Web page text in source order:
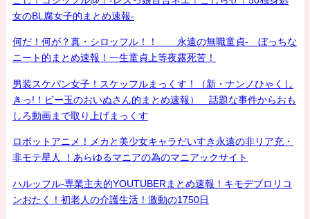
女のBL腐女子的まとめ速報-
何だ！何が？真・シロッフル！！ 永遠の無職童貞- ぼっちな
ニート的まとめ速報！一生童貞上等夜露死苦！
男装スケバン女子！スケッフルまっくす！（新・ナンノひゃくし
きっ!！ビー玉のおいぬさん的まとめ速報） 話題な事件からおも
しろ動画まで取り上げまっくす
ロボットアニメ！メカと美少女キャラだいすき永遠の非リア充・
非モテ星人 ！あらゆるマニアの為のマニアックサイト
ハルッフル-専業主夫的YOUTUBERまとめ速報！キモデブロリコ
ンおたく！初老人の介護生活！激動の1750日